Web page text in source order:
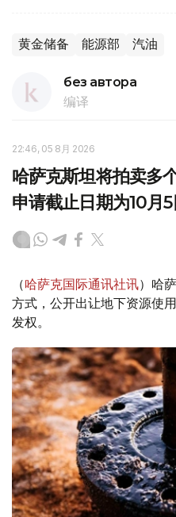
黄金储备 能源部 汽油
без автора
编译
22:46, 05 8月 2026
哈萨克斯坦将拍卖多
申请截止日期为10月5
（哈萨克国际通讯社讯）哈
方式，公开出让地下资源使
发权。